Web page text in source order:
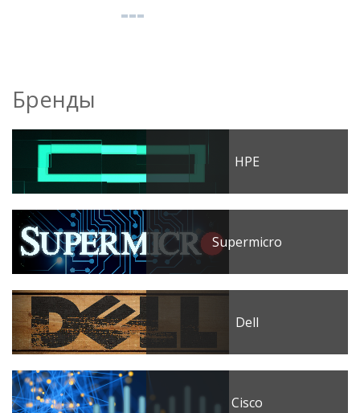
Бренды
HPE
Supermicro
Dell
Cisco